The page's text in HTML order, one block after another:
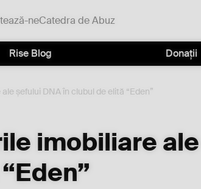
neCatedra de Abuz
Rise Blog Donații
șefului DNA în clubul de elită “Eden”
imobiliare